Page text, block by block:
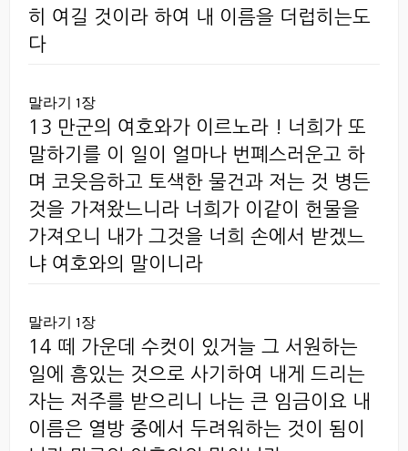
히 여길 것이라 하여 내 이름을 더럽히는도
다
말라기 1장
13 만군의 여호와가 이르노라 ! 너희가 또
말하기를 이 일이 얼마나 번폐스러운고 하
며 코웃음하고 토색한 물건과 저는 것 병든
것을 가져왔느니라 너희가 이같이 헌물을
가져오니 내가 그것을 너희 손에서 받겠느
냐 여호와의 말이니라
말라기 1장
14 떼 가운데 수컷이 있거늘 그 서원하는
일에 흠있는 것으로 사기하여 내게 드리는
자는 저주를 받으리니 나는 큰 임금이요 내
이름은 열방 중에서 두려워하는 것이 됨이